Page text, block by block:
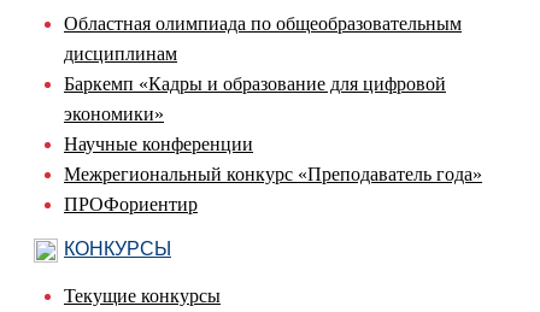
Областная олимпиада по общеобразовательным
дисциплинам
Баркемп «Кадры и образование для цифровой
экономики»
Научные конференции
Межрегиональный конкурс «Преподаватель года»
ПРОФориентир
КОНКУРСЫ
Текущие конкурсы